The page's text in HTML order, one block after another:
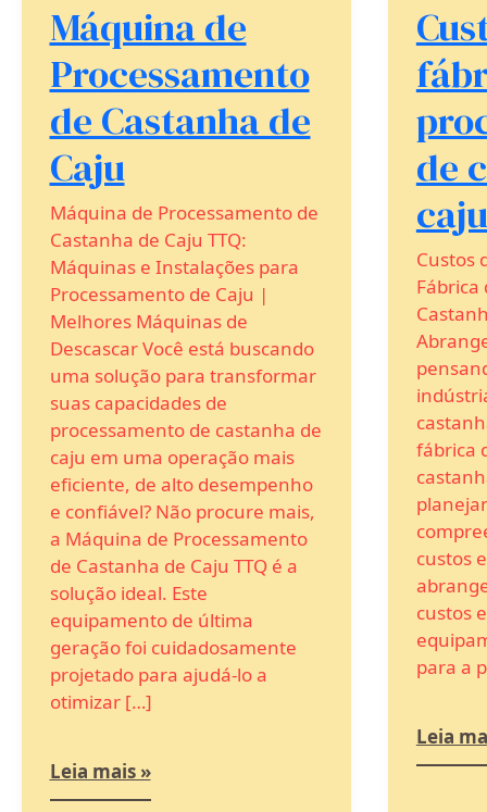
Máquina de
Processamento
de Castanha de
Caju
Máquina de Processamento de
Castanha de Caju TTQ:
Máquinas e Instalações para
Processamento de Caju |
Melhores Máquinas de
Descascar Você está buscando
uma solução para transformar
suas capacidades de
processamento de castanha de
caju em uma operação mais
eficiente, de alto desempenho
e confiável? Não procure mais,
a Máquina de Processamento
de Castanha de Caju TTQ é a
solução ideal. Este
equipamento de última
geração foi cuidadosamente
projetado para ajudá-lo a
otimizar […]
Leia mais »
de
caju
Custos
Fábrica
fábrica
custos
custos
para a
Leia